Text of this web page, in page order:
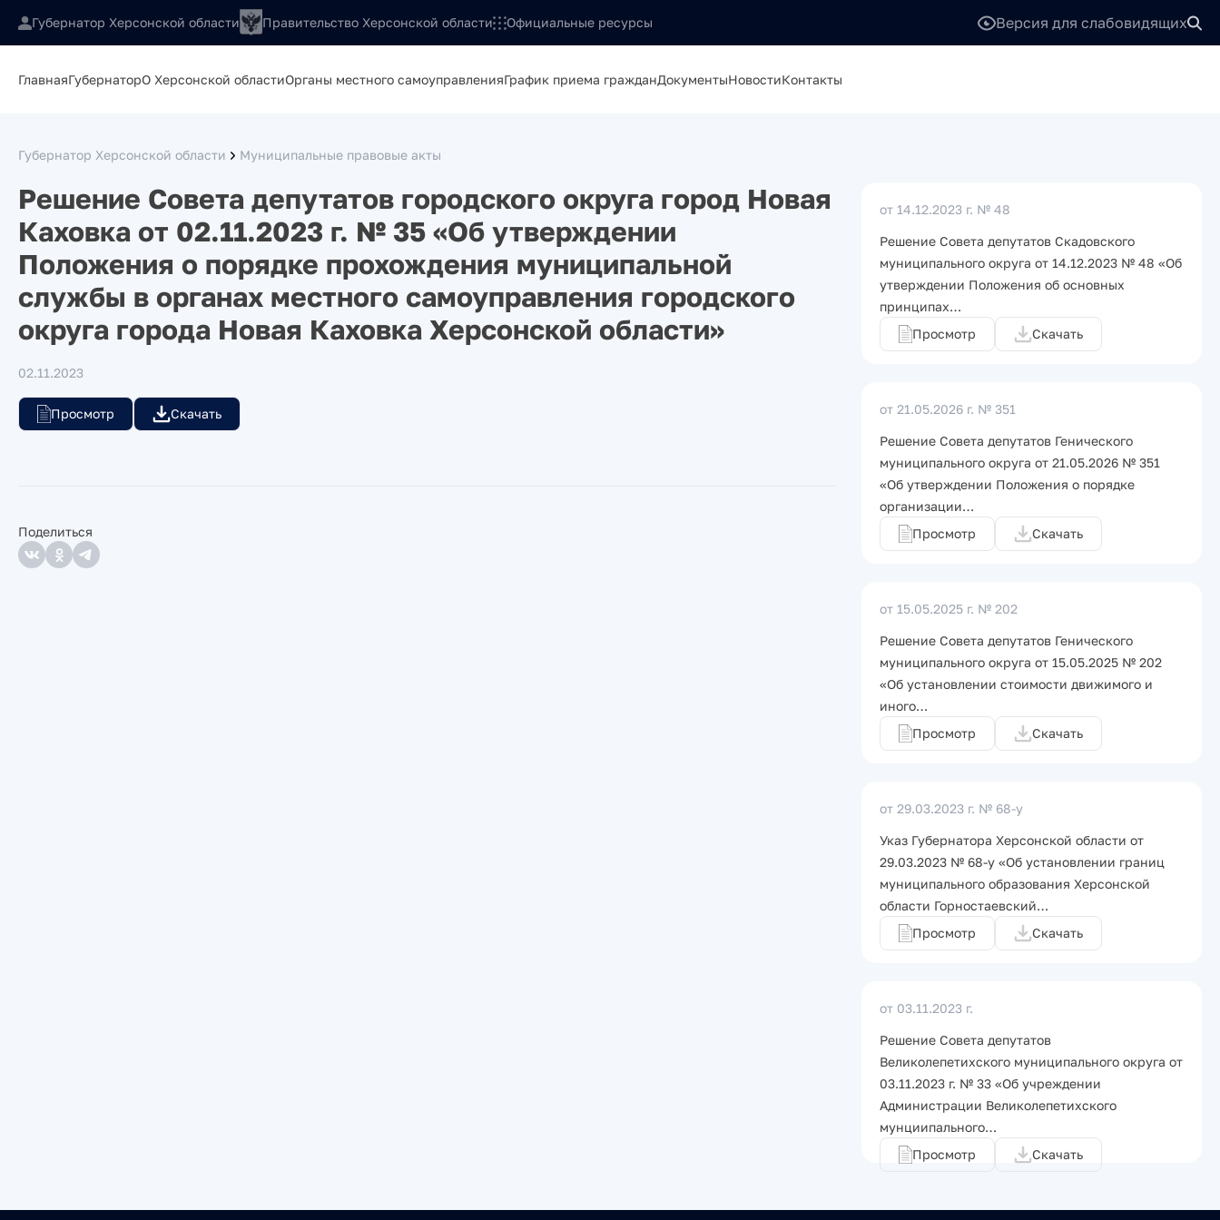
Губернатор Херсонской области Правительство Херсонской области Официальные ресурсы Версия для слабовидящих
ГлавнаяГубернаторО Херсонской областиОрганы местного самоуправленияГрафик приема гражданДокументыНовостиКонтакты
Губернатор Херсонской области Муниципальные правовые акты
Решение Совета депутатов городского округа город Новая
Каховка от 02.11.2023 г. № 35 «Об утверждении
Положения о порядке прохождения муниципальной
службы в органах местного самоуправления городского
округа города Новая Каховка Херсонской области»
02.11.2023
Просмотр Скачать
Поделиться
от 14.12.2023 г. № 48
Решение Совета депутатов Скадовского
муниципального округа от 14.12.2023 № 48 «Об
утверждении Положения об основных
принципах…
Просмотр
Скачать
от 21.05.2026 г. № 351
Решение Совета депутатов Генического
муниципального округа от 21.05.2026 № 351
«Об утверждении Положения о порядке
организации…
Просмотр
Скачать
от 15.05.2025 г. № 202
Решение Совета депутатов Генического
муниципального округа от 15.05.2025 № 202
«Об установлении стоимости движимого и
иного…
Просмотр
Скачать
от 29.03.2023 г. № 68-у
Указ Губернатора Херсонской области от
29.03.2023 № 68-у «Об установлении границ
муниципального образования Херсонской
области Горностаевский…
Просмотр
Скачать
от 03.11.2023 г.
Решение Совета депутатов
Великолепетихского муниципального округа от
03.11.2023 г. № 33 «Об учреждении
Администрации Великолепетихского
мунциипального…
Просмотр
Скачать